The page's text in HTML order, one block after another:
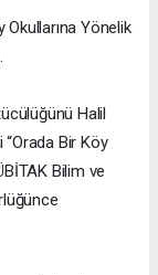
Okullarına Yönelik
Halil
Bir Köy
Bilim ve